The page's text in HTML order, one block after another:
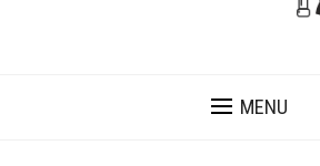
MENU